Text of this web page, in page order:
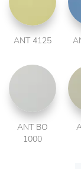
ANT 4125
ANT BO
1000